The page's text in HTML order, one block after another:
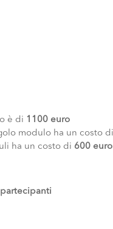
è di 1100 euro
modulo ha un costo di
ha un costo di 600 euro